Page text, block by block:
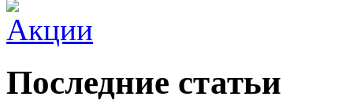
Последние статьи